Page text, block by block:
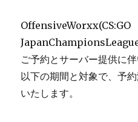
OffensiveWorxx(CS:GO
ご予約とサーバー提供に伴
以下の期間と対象で、予
いたします。